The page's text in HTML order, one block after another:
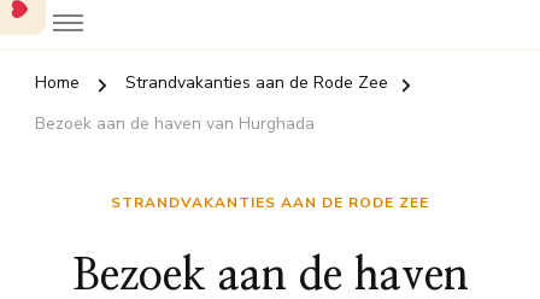
Home
Strandvakanties aan de Rode Zee
Bezoek aan de haven van Hurghada
STRANDVAKANTIES AAN DE RODE ZEE
Bezoek aan de haven